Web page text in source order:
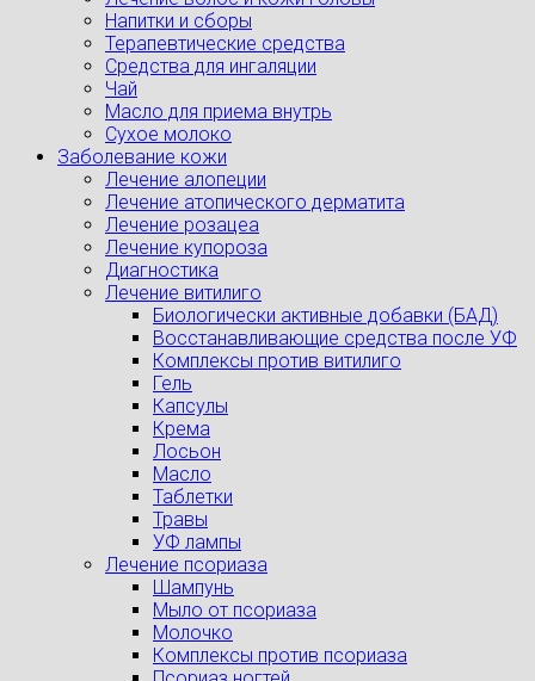
Напитки и сборы
Терапевтические средства
Средства для ингаляции
Чай
Масло для приема внутрь
Сухое молоко
Заболевание кожи
Лечение алопеции
Лечение атопического дерматита
Лечение розацеа
Лечение купороза
Диагностика
Лечение витилиго
Биологически активные добавки (БАД)
Восстанавливающие средства после УФ
Комплексы против витилиго
Гель
Капсулы
Крема
Лосьон
Масло
Таблетки
Травы
УФ лампы
Лечение псориаза
Шампунь
Мыло от псориаза
Молочко
Комплексы против псориаза